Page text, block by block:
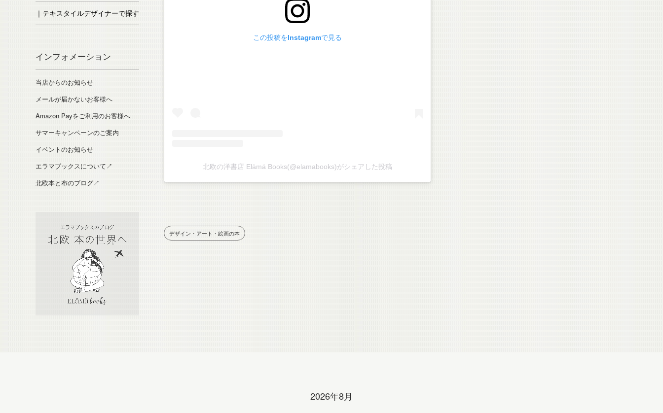
この投稿をInstagramで見る
北欧の洋書店 Elämä Books(@elamabooks)がシェアした投稿
デザイン・アート・絵画の本
｜テキスタイルデザイナーで探す
インフォメーション
当店からのお知らせ
メールが届かないお客様へ
Amazon Payをご利用のお客様へ
サマーキャンペーンのご案内
イベントのお知らせ
エラマブックスについて↗
北欧本と布のブログ↗
2026年8月